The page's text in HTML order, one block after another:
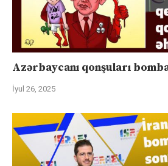
Azərbaycanı qonşuları
İyul 26, 2025